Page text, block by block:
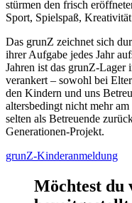
stürmen den frisch
Sport, Spielspaß,
Das grunZ zeichnet sich
ihrer Aufgabe jedes Jahr
Jahren ist das grunZ-Lager
verankert – sowohl bei
den Kindern und uns
altersbedingt nicht mehr
selten als Betreuende
Generationen-Projekt.
grunZ-Kinderanmeldung
Möchtest du